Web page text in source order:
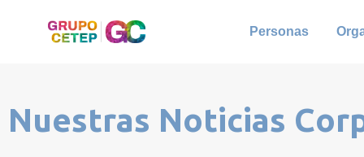
Personas
Nuestras Noticias